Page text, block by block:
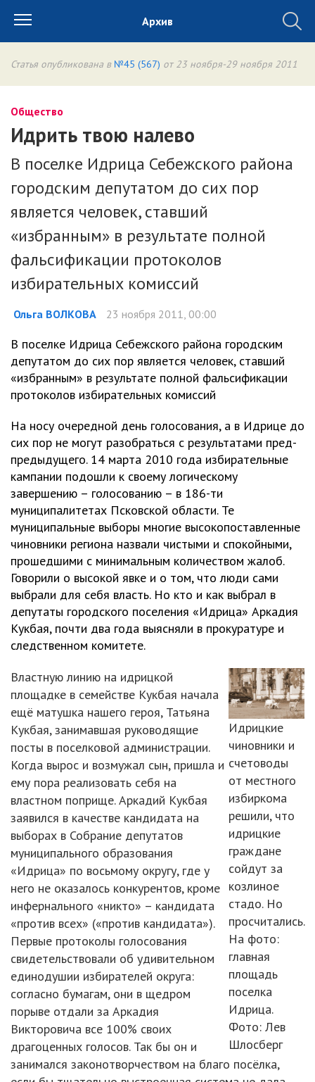
Архив
Статья опубликована в №45 (567) от 23 ноября-29 ноября 2011
Общество
Идрить твою налево
В поселке Идрица Себежского района
городским депутатом до сих пор
является человек, ставший
«избранным» в результате полной
фальсификации протоколов
избирательных комиссий
Ольга ВОЛКОВА 23 ноября 2011, 00:00
В поселке Идрица Себежского района городским
депутатом до сих пор является человек, ставший
«избранным» в результате полной фальсификации
протоколов избирательных комиссий
На носу очередной день голосования, а в Идрице до
сих пор не могут разобраться с результатами пред-
предыдущего. 14 марта 2010 года избирательные
кампании подошли к своему логическому
завершению – голосованию – в 186-ти
муниципалитетах Псковской области. Те
муниципальные выборы многие высокопоставленные
чиновники региона назвали чистыми и спокойными,
прошедшими с минимальным количеством жалоб.
Говорили о высокой явке и о том, что люди сами
выбрали для себя власть. Но кто и как выбрал в
депутаты городского поселения «Идрица» Аркадия
Кукбая, почти два года выясняли в прокуратуре и
следственном комитете.
Идрицкие
чиновники и
счетоводы
от местного
избиркома
решили, что
идрицкие
граждане
сойдут за
козлиное
стадо. Но
просчитались.
На фото:
главная
площадь
поселка
Идрица.
Фото: Лев
Шлосберг
Властную линию на идрицкой
площадке в семействе Кукбая начала
ещё матушка нашего героя, Татьяна
Кукбая, занимавшая руководящие
посты в поселковой администрации.
Когда вырос и возмужал сын, пришла и
ему пора реализовать себя на
властном поприще. Аркадий Кукбая
заявился в качестве кандидата на
выборах в Собрание депутатов
муниципального образования
«Идрица» по восьмому округу, где у
него не оказалось конкурентов, кроме
инфернального «никто» – кандидата
«против всех» («против кандидата»).
Первые протоколы голосования
свидетельствовали об удивительном
единодушии избирателей округа:
согласно бумагам, они в щедром
порыве отдали за Аркадия
Викторовича все 100% своих
драгоценных голосов. Так бы он и
занимался законотворчеством на благо посёлка,